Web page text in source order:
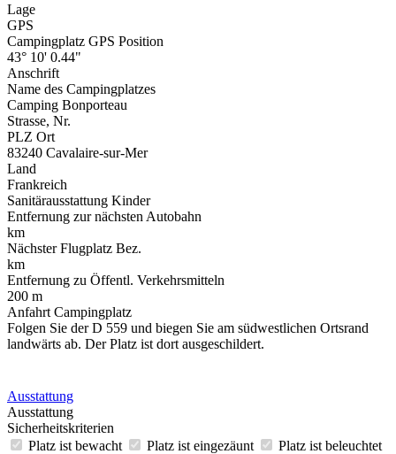
Lage
GPS
Campingplatz GPS Position
43° 10' 0.44"
Anschrift
Name des Campingplatzes
Camping Bonporteau
Strasse, Nr.
PLZ Ort
83240 Cavalaire-sur-Mer
Land
Frankreich
Sanitärausstattung Kinder
Entfernung zur nächsten Autobahn
km
Nächster Flugplatz Bez.
km
Entfernung zu Öffentl. Verkehrsmitteln
200 m
Anfahrt Campingplatz
Folgen Sie der D 559 und biegen Sie am südwestlichen Ortsrand
landwärts ab. Der Platz ist dort ausgeschildert.
Ausstattung
Ausstattung
Sicherheitskriterien
Platz ist bewacht
Platz ist eingezäunt
Platz ist beleuchtet